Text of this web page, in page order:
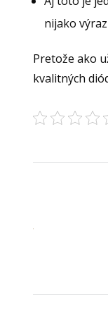
nijako
Pretože ako
kvalitných